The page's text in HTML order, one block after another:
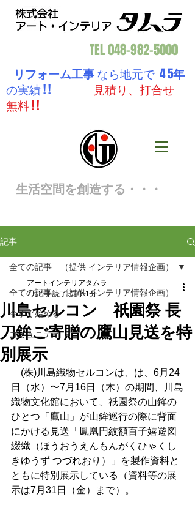
TEL048-982-5000
リフォーム工事なら地元で 4 5年
の実績 ! !
見積り、打合せ
無料 ! !
生活空間を創造する・・・
記事
全ての記事 （提供 インテリア情報企画）
今すぐ始める
コミュニティ
全ての記事 （提供 インテリア情報企画）
川島セルコン 祇園祭 長
刀鉾ご寄贈の鷹山見送を特
別展示
アートインテリアタムラ
7月2日 読了時間: 1分
(株)川島織物セルコンは、は、6月24
日（水）〜7月16日（木）の期間、川島
織物文化館において、祇園祭の山鉾の
ひとつ「鷹山」が山鉾巡行の際に背面
にかける見送「鳳凰円紋額百子嬉遊図
綴織（ほうおうえんもんがくひゃくし
きゆうず つづれおり）」を製作資料と
ともに特別展示している（資料等の展
示は7月31日（金）まで）。